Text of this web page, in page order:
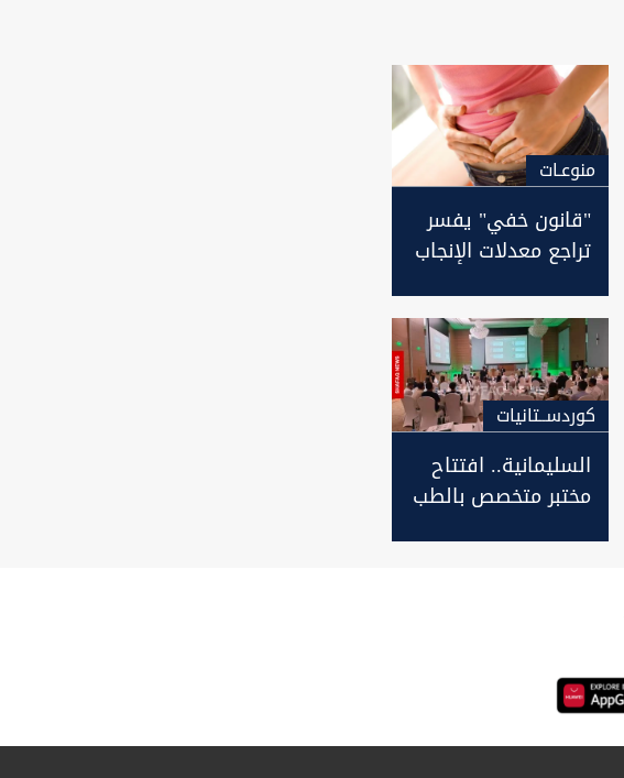
منوعـات
"قانون خفي" يفسر
تراجع معدلات الإنجاب
كوردســتانيات
السليمانية.. افتتاح
مختبر متخصص بالطب